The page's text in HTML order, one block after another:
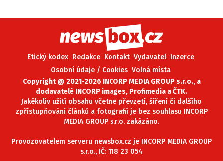
Etický kodex Redakce Kontakt Vydavatel Inzerce
Osobní údaje / Cookies Volná místa
Copyright @ 2021-2026 INCORP MEDIA GROUP s.r.o., a
dodavatelé INCORP images, Profimedia a ČTK.
Jakékoliv užití obsahu včetne převzetí, šíření či dalšího
zpřístupňování článků a fotografií je bez souhlasu INCORP
MEDIA GROUP s.r.o. zakázáno.
Provozovatelem serveru newsbox.cz je INCORP MEDIA GROUP
s.r.o., IČ: 118 23 054